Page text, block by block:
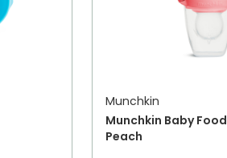
Munchkin
Munchkin Baby
Peach